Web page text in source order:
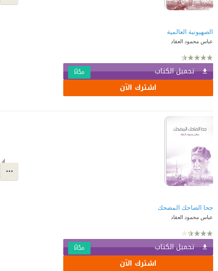
الصهيونية العالمية
عباس محمود العقاد
تحميل الكتاب مجّانًا
اشترك الآن
جحا الضاحك المضحك
عباس محمود العقاد
تحميل الكتاب مجّانًا
اشترك الآن